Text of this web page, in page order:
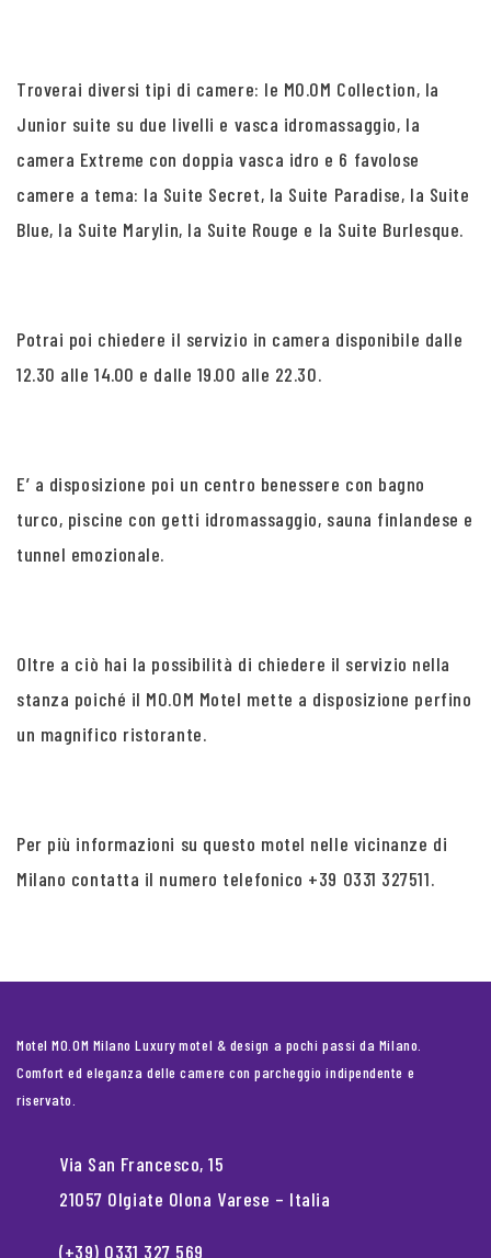
Troverai diversi tipi di camere: le MO.OM Collection, la
Junior suite su due livelli e vasca idromassaggio, la
camera Extreme con doppia vasca idro e 6 favolose
camere a tema: la Suite Secret, la Suite Paradise, la Suite
Blue, la Suite Marylin, la Suite Rouge e la Suite Burlesque.
Potrai poi chiedere il servizio in camera disponibile dalle
12.30 alle 14.00 e dalle 19.00 alle 22.30.
E’ a disposizione poi un centro benessere con bagno
turco, piscine con getti idromassaggio, sauna finlandese e
tunnel emozionale.
Oltre a ciò hai la possibilità di chiedere il servizio nella
stanza poiché il MO.OM Motel mette a disposizione perfino
un magnifico ristorante.
Per più informazioni su questo motel nelle vicinanze di
Milano contatta il numero telefonico +39 0331 327511.
Motel MO.OM Milano Luxury motel & design a pochi passi da Milano.
Comfort ed eleganza delle camere con parcheggio indipendente e
riservato.
Via San Francesco, 15
21057 Olgiate Olona Varese – Italia
(+39) 0331 327 569